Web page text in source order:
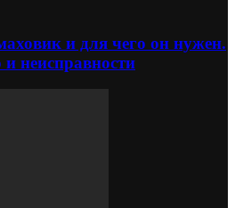
и для чего он нужен.
и неисправности